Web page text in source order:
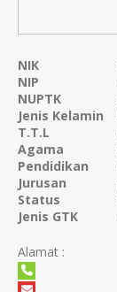
NIK
NIP
NUPTK
Jenis Kelamin
T.T.L
Agama
Pendidikan
Jurusan
Status
Jenis GTK
Alamat :